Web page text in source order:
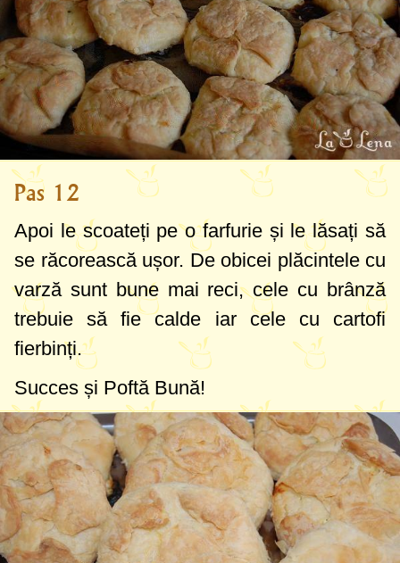
Pas 12
Apoi le scoateți pe o farfurie și le lăsați să
se răcorească ușor. De obicei plăcintele cu
varză sunt bune mai reci, cele cu brânză
trebuie să fie calde iar cele cu cartofi
fierbinți.
Succes și Poftă Bună!